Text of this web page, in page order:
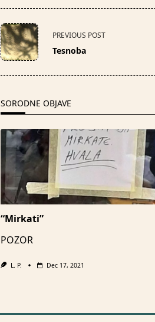
<span
class="nav-
subtitle
screen-
text">Page</span>
PREVIOUS POST
Tesnoba
SORODNE OBJAVE
“Mirkati”
POZOR
L. P. Dec 17, 2021